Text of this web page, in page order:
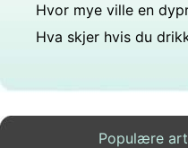
Populære